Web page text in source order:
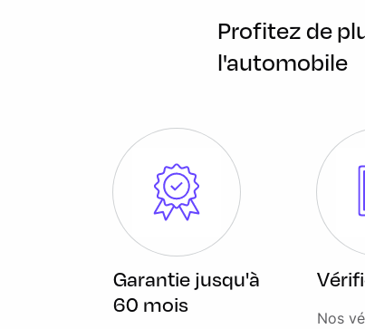
Profitez de
l'automobile
Garantie jusqu'à
60 mois
Nos